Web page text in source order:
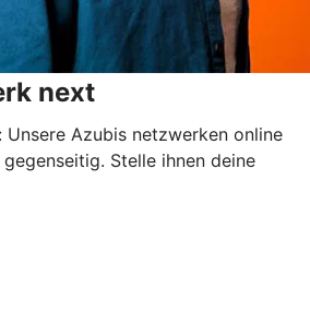
next
Unsere Azubis netzwerken online
Stelle ihnen deine